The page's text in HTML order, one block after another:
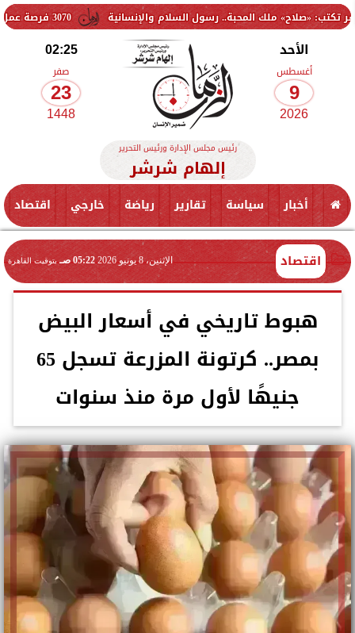
3070 فرصة عمل جديدة بالقطاع الخاص.. وظائف برواتب تصل إلى 9500 جنيه المحبة.. رسول السلام والإنسانية
الأحد
أغسطس
9
2026
02:25
صفر
23
1448
رئيس مجلس الإدارة ورئيس التحرير
إلهام شرشر
أخبار سياسة تقارير رياضة خارجي اقتصاد
اقتصاد الإثنين، 8 يونيو 2026 05:22 صـ بتوقيت القاهرة
هبوط تاريخي في أسعار البيض
بمصر.. كرتونة المزرعة تسجل 65
جنيهًا لأول مرة منذ سنوات